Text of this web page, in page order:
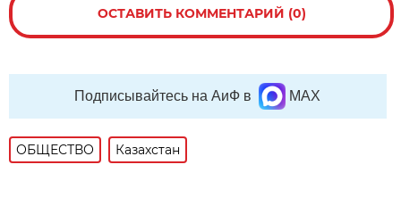
ОСТАВИТЬ КОММЕНТАРИЙ (0)
Подписывайтесь на АиФ в MAX
ОБЩЕСТВО Казахстан